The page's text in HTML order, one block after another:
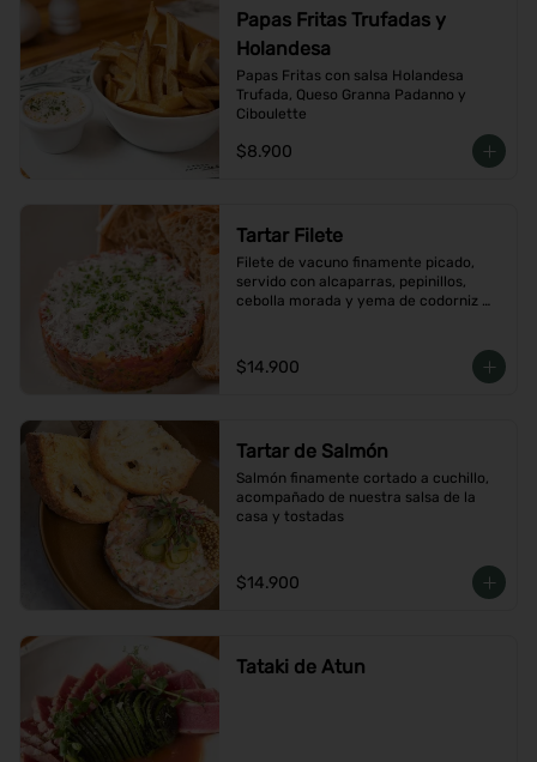
Papas Fritas Trufadas y
Holandesa
Papas Fritas con salsa Holandesa
Trufada, Queso Granna Padanno y
Ciboulette
$8.900
Tartar Filete
Filete de vacuno finamente picado,
servido con alcaparras, pepinillos,
cebolla morada y yema de codorniz
$14.900
Tartar de Salmón
Salmón finamente cortado a cuchillo,
acompañado de nuestra salsa de la
casa y tostadas
$14.900
Tataki de Atun